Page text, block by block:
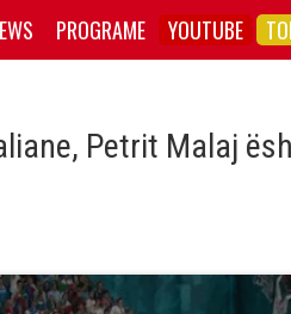
PROGRAME YOUTUBE
Petrit Malaj